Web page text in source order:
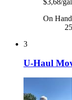
$3,68/
On
3
U-Haul